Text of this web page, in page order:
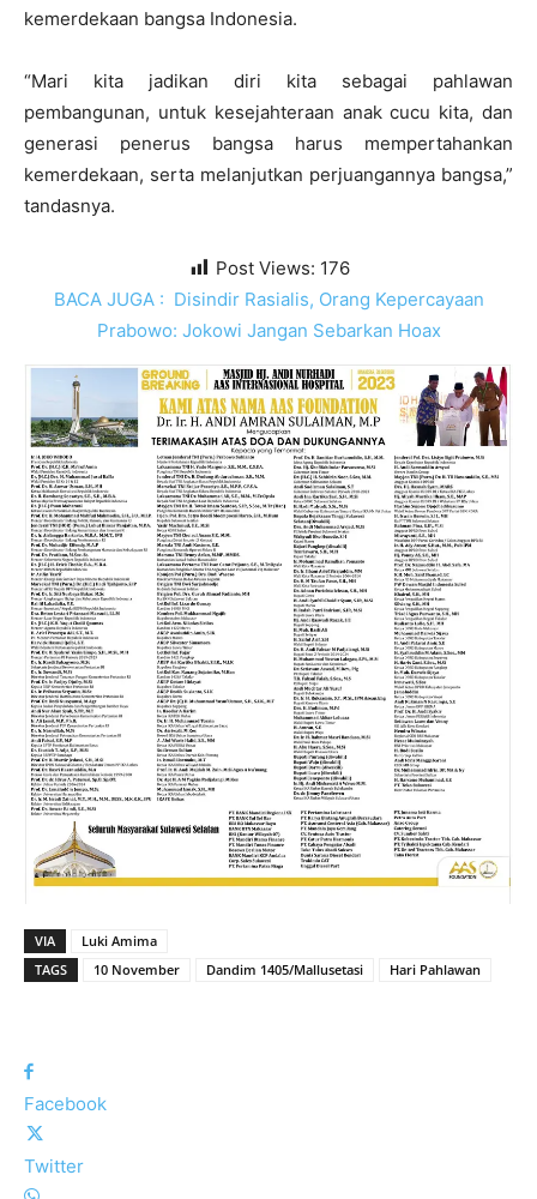
kemerdekaan bangsa Indonesia.
“Mari kita jadikan diri kita sebagai pahlawan
pembangunan, untuk kesejahteraan anak cucu kita, dan
generasi penerus bangsa harus mempertahankan
kemerdekaan, serta melanjutkan perjuangannya bangsa,”
tandasnya.
Post Views: 176
BACA JUGA : Disindir Rasialis, Orang Kepercayaan
Prabowo: Jokowi Jangan Sebarkan Hoax
VIA
Luki Amima
TAGS
10 November Dandim 1405/Mallusetasi Hari Pahlawan
Facebook
Twitter